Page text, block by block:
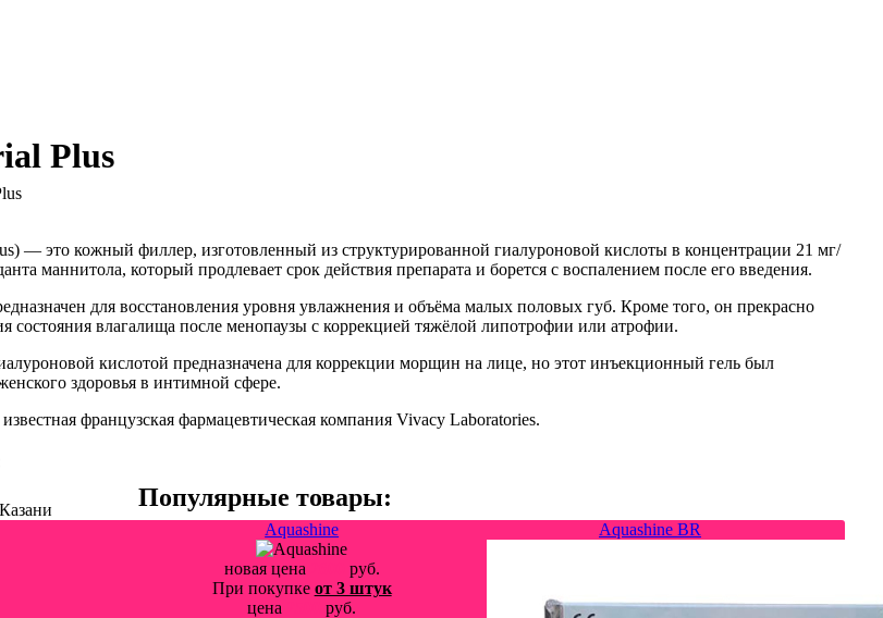
Plus
— это кожный филлер, изготовленный из структурированной гиалуроновой кислоты в концентрации 21 мг/
маннитола, который продлевает срок действия препарата и борется с воспалением после его введения.
для восстановления уровня увлажнения и объёма малых половых губ. Кроме того, он прекрасно
состояния влагалища после менопаузы с коррекцией тяжёлой липотрофии или атрофии.
кислотой предназначена для коррекции морщин на лице, но этот инъекционный гель был
здоровья в интимной сфере.
французская фармацевтическая компания Vivacy Laboratories.
Популярные товары:
Aquashine
новая цена
руб.
При покупке от 3 штук
цена
руб.
Aquashine BR